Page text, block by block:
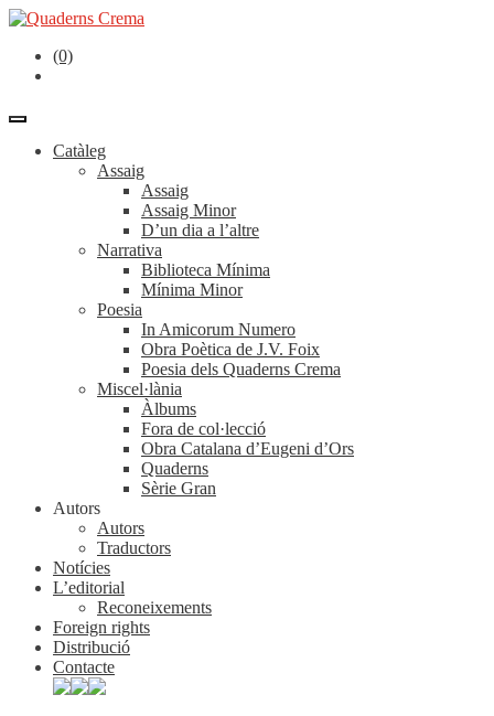
(0)
Catàleg
Assaig
Assaig
Assaig Minor
D’un dia a l’altre
Narrativa
Biblioteca Mínima
Mínima Minor
Poesia
In Amicorum Numero
Obra Poètica de J.V. Foix
Poesia dels Quaderns Crema
Miscel·lània
Àlbums
Fora de col·lecció
Obra Catalana d’Eugeni d’Ors
Quaderns
Sèrie Gran
Autors
Autors
Traductors
Notícies
L’editorial
Reconeixements
Foreign rights
Distribució
Contacte